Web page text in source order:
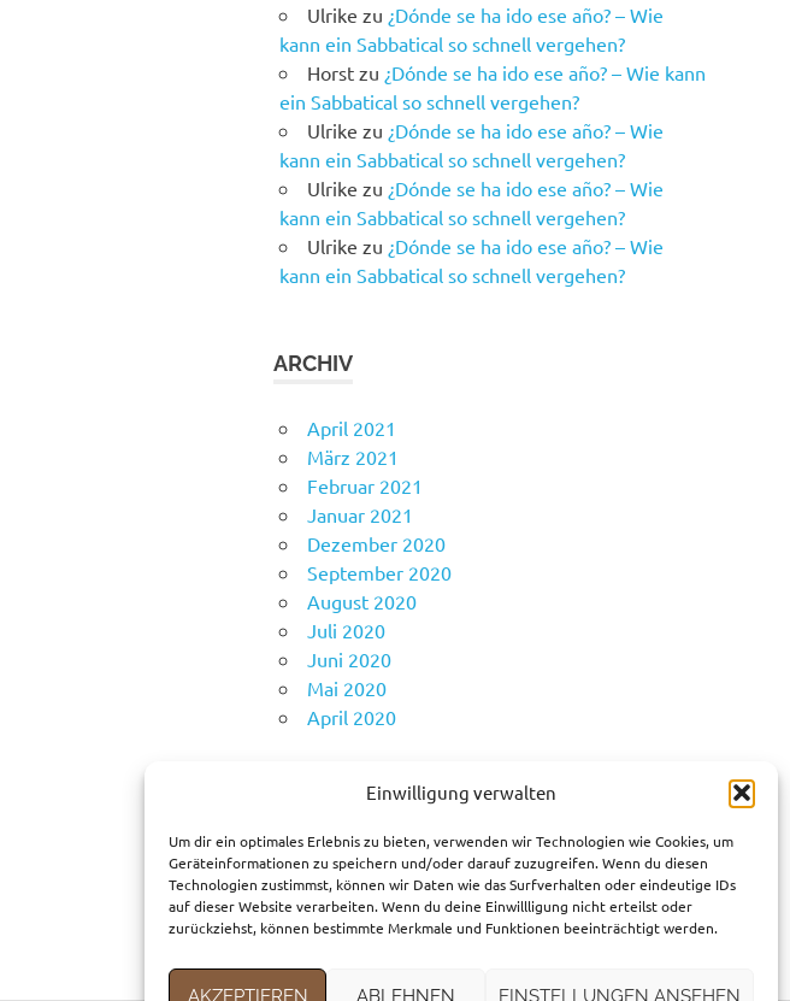
Einwilligung verwalten
Um dir ein optimales Erlebnis zu bieten, verwenden wir Technologien wie Cookies, um
Geräteinformationen zu speichern und/oder darauf zuzugreifen. Wenn du diesen
Technologien zustimmst, können wir Daten wie das Surfverhalten oder eindeutige IDs
auf dieser Website verarbeiten. Wenn du deine Einwillligung nicht erteilst oder
zurückziehst, können bestimmte Merkmale und Funktionen beeinträchtigt werden.
AKZEPTIEREN ABLEHNEN EINSTELLUNGEN ANSEHEN
Ulrike zu ¿Dónde se ha ido ese año? – Wie
kann ein Sabbatical so schnell vergehen?
Horst zu ¿Dónde se ha ido ese año? – Wie kann
ein Sabbatical so schnell vergehen?
Ulrike zu ¿Dónde se ha ido ese año? – Wie
kann ein Sabbatical so schnell vergehen?
Ulrike zu ¿Dónde se ha ido ese año? – Wie
kann ein Sabbatical so schnell vergehen?
Ulrike zu ¿Dónde se ha ido ese año? – Wie
kann ein Sabbatical so schnell vergehen?
ARCHIV
April 2021
März 2021
Februar 2021
Januar 2021
Dezember 2020
September 2020
August 2020
Juli 2020
Juni 2020
Mai 2020
April 2020
KATEGORIEN
Fortbewegungsmittel
Gedanken
Reiseziele